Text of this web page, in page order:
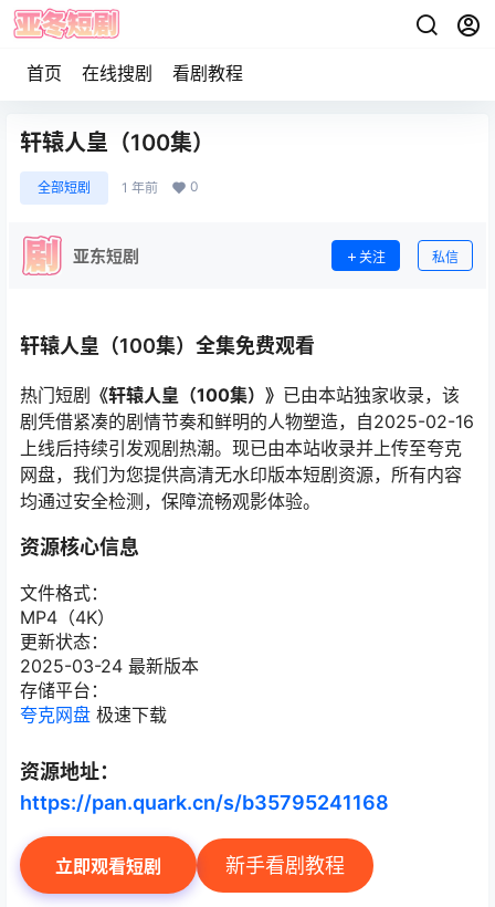
首页 在线搜剧 看剧教程
轩辕人皇（100集）
全部短剧 1 年前 0
亚东短剧 关注 私信
轩辕人皇（100集）全集免费观看
热门短剧 《轩辕人皇（100集）》 已由本站独家收录，该
剧凭借紧凑的剧情节奏和鲜明的人物塑造，自2025-02-16
上线后持续引发观剧热潮。现已由本站收录并上传至夸克
网盘，我们为您提供高清无水印版本短剧资源，所有内容
均通过安全检测，保障流畅观影体验。
资源核心信息
文件格式：
MP4（4K）
更新状态：
2025-03-24 最新版本
存储平台：
夸克网盘 极速下载
资源地址：
https://pan.quark.cn/s/b35795241168
立即观看短剧 新手看剧教程